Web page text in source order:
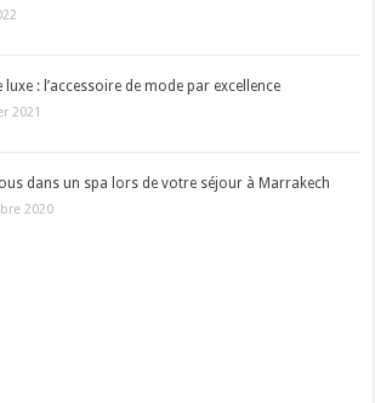
luxe : l’accessoire de mode par excellence
2021
dans un spa lors de votre séjour à Marrakech
2020